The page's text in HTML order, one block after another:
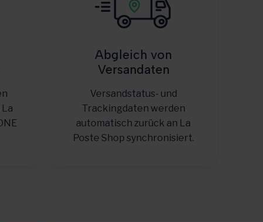
Abgleich von
Versandaten
Versandstatus- und
Trackingdaten werden
automatisch zurück an La
Poste Shop synchronisiert.